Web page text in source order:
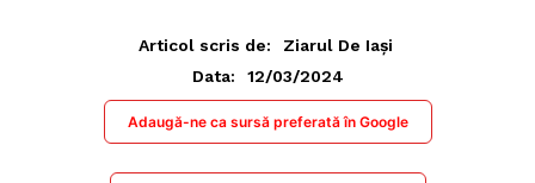
Articol scris de:
Ziarul De Iași
Data:
12/03/2024
Adaugă-ne ca sursă preferată în Google